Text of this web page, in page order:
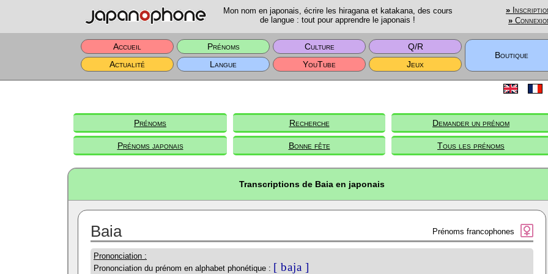
Mon nom en japonais, écrire les hiragana et katakana, des cours
de langue : tout pour apprendre le japonais !
»
»
Accueil Prénoms Culture
Q/R
Boutique
Actualité
Langue YouTube Jeux
Prénoms Recherche Demander un prénom
Prénoms japonais Bonne fête Tous les prénoms
Transcriptions de Baia en japonais
Baia Prénoms francophones
Prononciation :
Prononciation du prénom en alphabet phonétique : [ baja ]